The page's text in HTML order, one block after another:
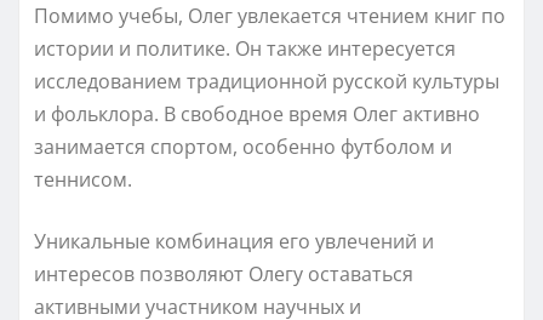
Помимо учебы, Олег увлекается чтением книг по
истории и политике. Он также интересуется
исследованием традиционной русской культуры
и фольклора. В свободное время Олег активно
занимается спортом, особенно футболом и
теннисом.
Уникальные комбинация его увлечений и
интересов позволяют Олегу оставаться
активными участником научных и